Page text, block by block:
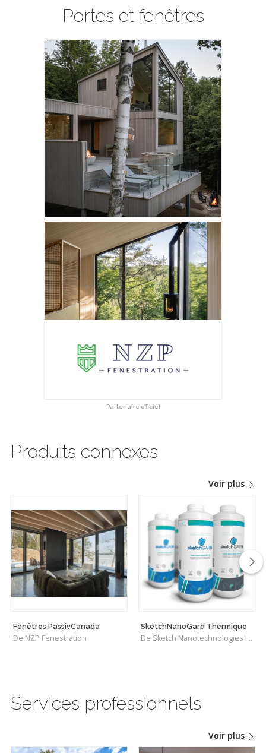
Portes et fenêtres
Partenaire officiel
Produits connexes
Voir plus
Fenêtres PassivCanada
De NZP Fenestration
SketchNanoGard Thermique
De Sketch Nanotechnologies Inc.
Services professionnels
Voir plus